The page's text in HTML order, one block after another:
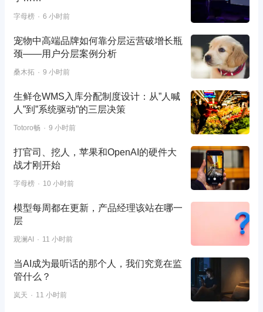
字母榜 6 小时前
宠物中高端品牌如何靠分层运营破增长瓶
颈——用户分层案例分析
桑木拓 9 小时前
生鲜仓WMS入库分配制度设计：从”人喊
人”到”系统驱动”的三层决策
Totoro畅 9 小时前
打官司、挖人，苹果和OpenAI的硬件大
战才刚开始
字母榜 10 小时前
模型每周都在更新，产品经理该站在哪一
层
观澜AI 11 小时前
当AI成为最听话的那个人，我们究竟在监
管什么？
岚天 11 小时前